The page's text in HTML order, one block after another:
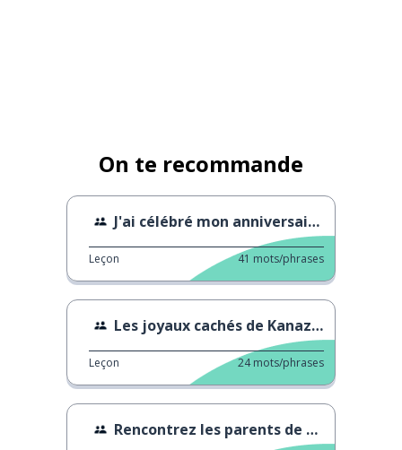
On te recommande
J'ai célébré mon anniversaire !
Leçon 41 mots/phrases
Les joyaux cachés de Kanazawa
Leçon 24 mots/phrases
Rencontrez les parents de votre petit ami